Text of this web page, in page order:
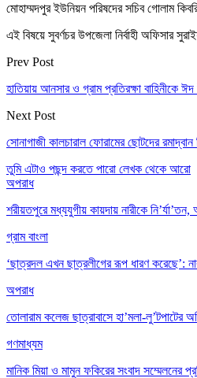
মোহাম্মদপুর ইউনিয়ন পরিষদের সচিব গোলাম
এই বিষয়ে সুবর্ণচর উপজেলা নির্বাহী অফিসার
Prev Post
হাতিয়ায় আনসার ও গ্রাম প্রতিরক্ষা বাহিনীকে
Next Post
সোনাগাজী কালচারাল ফোরামের ছোটদের
তুমি এটাও পছন্দ করতে পারো লেখক থেকে আরো
অপরাধ
শরীয়তপুরে মধ্যযুগীয় কায়দায় নারীকে
গ্রাম বাংলা
‘ছাত্রদল এখন ছাত্রলীগের রূপ ধারণ করেছে’:
অপরাধ
তোলারাম কলেজ ছাত্রাবাসে হা’মলা-লু’টপাটের
গণমাধ্যম
মানিক মিয়া ও মামুন ফকিরের সংবাদ সম্মেলনের